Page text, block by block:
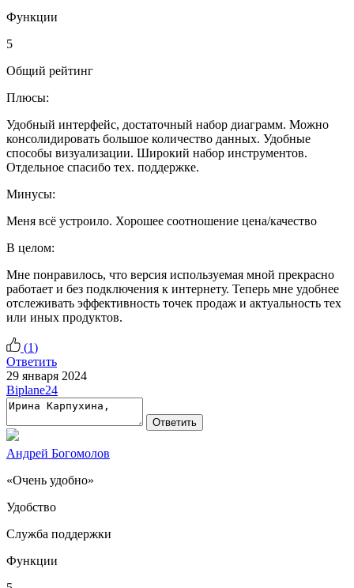
Функции
5
Общий рейтинг
Плюсы:
Удобный интерфейс, достаточный набор диаграмм. Можно
консолидировать большое количество данных. Удобные
способы визуализации. Широкий набор инструментов.
Отдельное спасибо тех. поддержке.
Минусы:
Меня всё устроило. Хорошее соотношение цена/качество
В целом:
Мне понравилось, что версия используемая мной прекрасно
работает и без подключения к интернету. Теперь мне удобнее
отслеживать эффективность точек продаж и актуальность тех
или иных продуктов.
(1)
Ответить
29 января 2024
Biplane24
Ответить
Андрей Богомолов
«Очень удобно»
Удобство
Служба поддержки
Функции